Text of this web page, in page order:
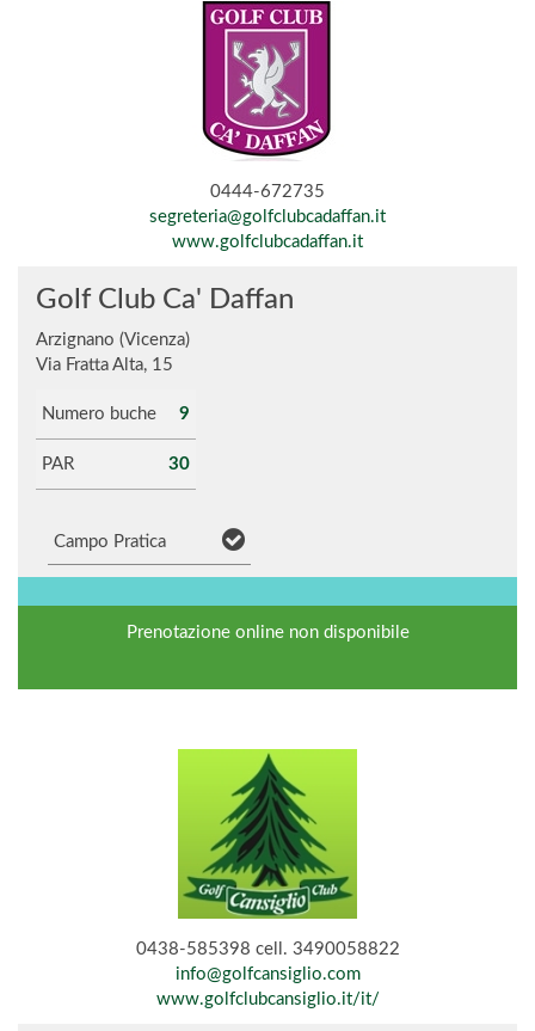
0444-672735
segreteria@golfclubcadaffan.it
www.golfclubcadaffan.it
Golf Club Ca' Daffan
Arzignano (Vicenza)
Via Fratta Alta, 15
Numero buche 9
PAR 30
Campo Pratica
Prenotazione online non disponibile
0438-585398 cell. 3490058822
info@golfcansiglio.com
www.golfclubcansiglio.it/it/